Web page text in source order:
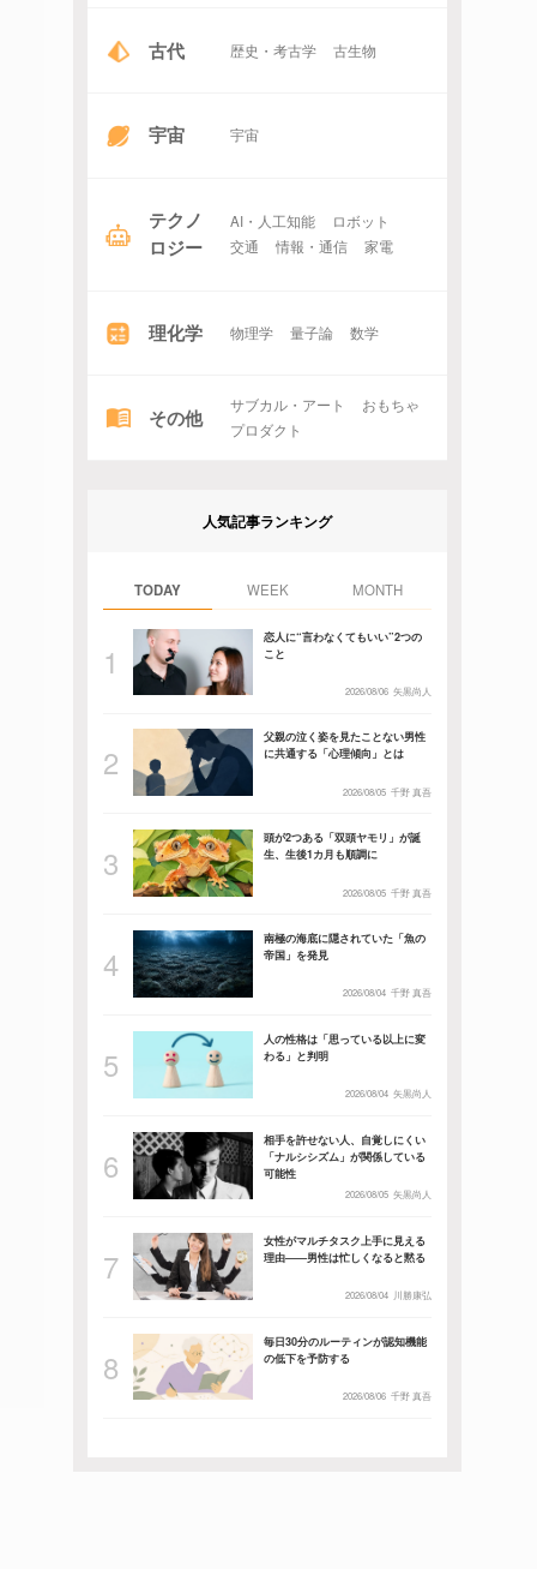
古代 歴史・考古学 古生物
宇宙 宇宙
テクノ
ロジー
AI・人工知能
ロボット
交通
情報・通信 家電
理化学 物理学 量子論 数学
その他 サブカル・アート
おもちゃ
プロダクト
人気記事ランキング
TODAY WEEK MONTH
恋人に“言わなくてもいい”2つの
こと
2026/08/06 矢黒尚人
父親の泣く姿を見たことない男性
に共通する「心理傾向」とは
2026/08/05 千野 真吾
頭が2つある「双頭ヤモリ」が誕
生、生後1カ月も順調に
2026/08/05 千野 真吾
南極の海底に隠されていた「魚の
帝国」を発見
2026/08/04 千野 真吾
人の性格は「思っている以上に変
わる」と判明
2026/08/04 矢黒尚人
相手を許せない人、自覚しにくい
「ナルシシズム」が関係している
可能性
2026/08/05 矢黒尚人
女性がマルチタスク上手に見える
理由――男性は忙しくなると黙る
2026/08/04 川勝康弘
毎日30分のルーティンが認知機能
の低下を予防する
2026/08/06 千野 真吾